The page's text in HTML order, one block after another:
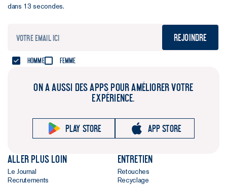
dans 13 secondes.
Rejoindre
Homme Femme
ON A AUSSI DES APPS POUR AMÉLIORER VOTRE
EXPÉRIENCE.
Play store App store
Aller plus loin
Le Journal
Recrutements
Entretien
Retouches
Recyclage